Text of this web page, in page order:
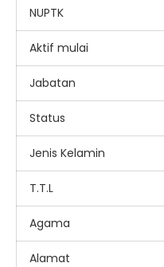
NUPTK
Aktif mulai
Jabatan
Status
Jenis Kelamin
T.T.L
Agama
Alamat